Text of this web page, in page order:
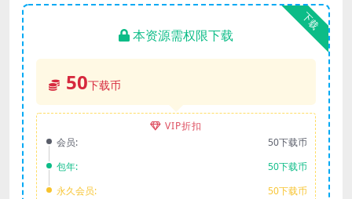
下载
本资源需权限下载
50下载币
VIP折扣
会员:
50下载币
包年:
50下载币
永久会员:
50下载币